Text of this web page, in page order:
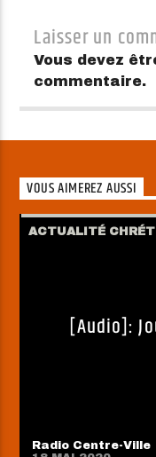
Laisser un
Vous devez
commentaire.
VOUS AIMEREZ AUSSI
ACTUALITÉ
[Audio]:
Radio Centre-Ville